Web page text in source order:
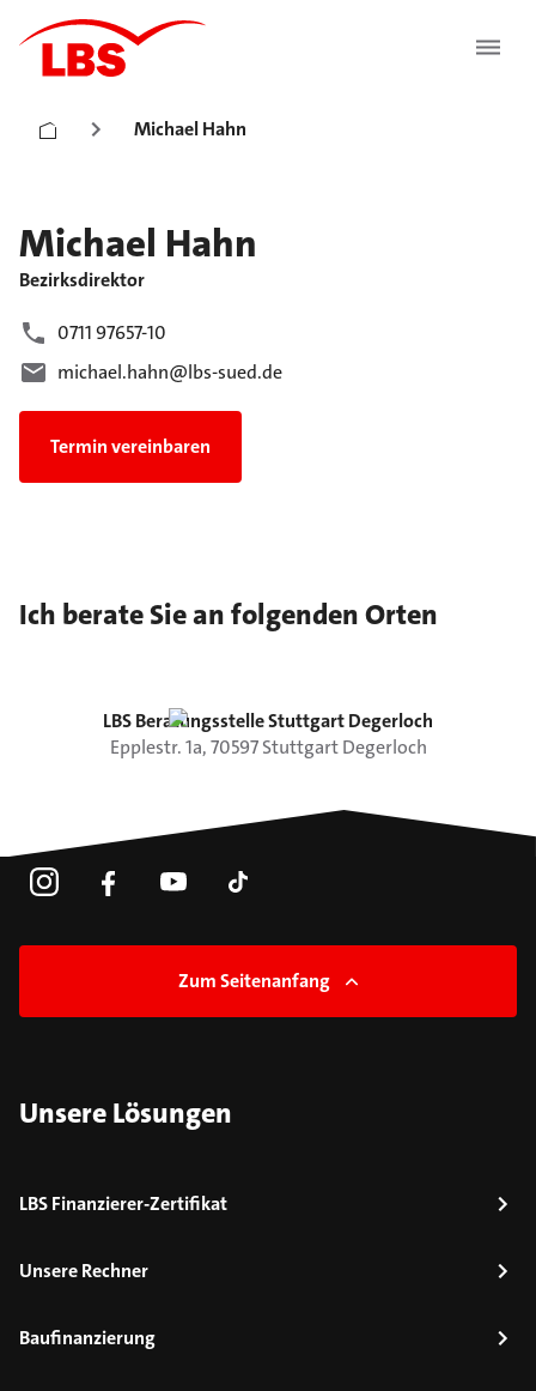
Michael Hahn
Michael Hahn
Bezirksdirektor
0711 97657-10
michael.hahn@lbs-sued.de
Termin vereinbaren
Ich berate Sie an folgenden Orten
LBS Beratungsstelle Stuttgart Degerloch
Epplestr.1a,70597 Stuttgart Degerloch
Zum Seitenanfang
Unsere Lösungen
LBS Finanzierer-Zertifikat
Unsere Rechner
Baufinanzierung